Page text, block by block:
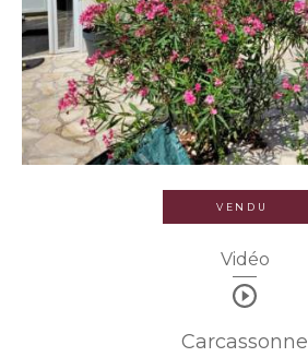
VENDU
Vidéo
Carcassonne